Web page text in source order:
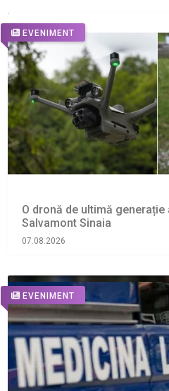
EVENIMENT
O dronă de ultimă
Salvamont Sinaia
07.08.2026
EVENIMENT